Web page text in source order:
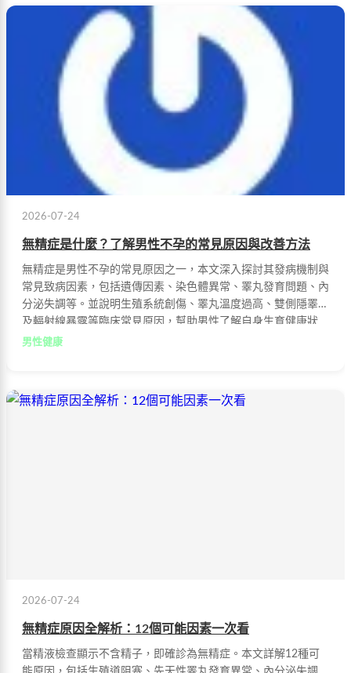
2026-07-24
無精症是什麼？了解男性不孕的常見原因與改善方法
無精症是男性不孕的常見原因之一，本文深入探討其發病機制與
常見致病因素，包括遺傳因素、染色體異常、睪丸發育問題、內
分泌失調等。並說明生殖系統創傷、睪丸溫度過高、雙側隱睪症
及輻射線暴露等臨床常見原因，幫助男性了解自身生育健康狀
況。
男性健康
2026-07-24
無精症原因全解析：12個可能因素一次看
當精液檢查顯示不含精子，即確診為無精症。本文詳解12種可